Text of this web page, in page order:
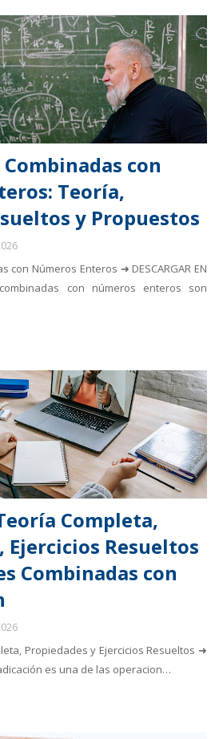
con
Teoría,
y Propuestos
con Números Enteros ➜ DESCARGAR EN
con números enteros son
Completa,
Ejercicios Resueltos
Combinadas con
Propiedades y Ejercicios Resueltos ➜
es una de las operacion…